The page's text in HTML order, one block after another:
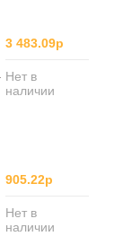
3 483.09р
Нет в
наличии
905.22р
Нет в
наличии